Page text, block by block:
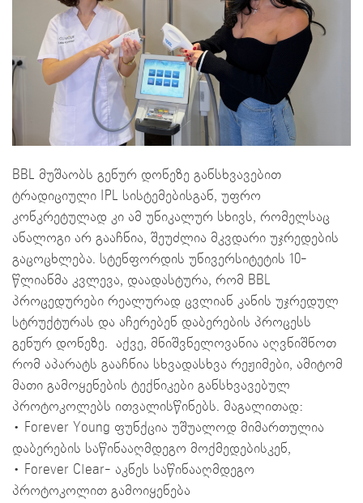
BBL მუშაობს გენურ დონეზე განსხვავებით
ტრადიციული IPL სისტემებისგან, უფრო
კონკრეტულად კი ამ უნიკალურ სხივს, რომელსაც
ანალოგი არ გააჩნია, შეუძლია მკვდარი უჯრედების
გაცოცხლება. სტენფორდის უნივერსიტეტის 10-
წლიანმა კვლევა, დაადასტურა, რომ BBL
პროცედურები რეალურად ცვლიან კანის უჯრედულ
სტრუქტურას და აჩერებენ დაბერების პროცესს
გენურ დონეზე. აქვე, მნიშვნელოვანია აღვნიშნოთ
რომ აპარატს გააჩნია სხვადასხვა რეჟიმები, ამიტომ
მათი გამოყენების ტექნიკები განსხვავებულ
პროტოკოლებს ითვალისწინებს. მაგალითად:
•⁠ ⁠Forever Young ფუნქცია უშუალოდ მიმართულია
დაბერების საწინააღმდეგო მოქმედებისკენ,
•⁠ ⁠Forever Clear- აკნეს საწინააღმდეგო
პროტოკოლით გამოიყენება